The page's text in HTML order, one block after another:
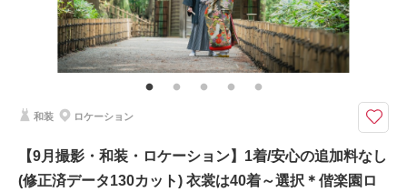
撮影場所：偕楽園＆海（茨城）
相談予約する
来店・オンライン
その他含むもの
ウェルカムボードやアルバムなどの商品は最安値4,000円～最高値35,000円
までのオプション商品ご準備あり。詳しくはオプションページよりご覧くだ
さいませ。どんなことでもお気軽にお問い合わせくださいませ♪ご利用いた
せていただき最良のプランニングを♪気軽に問合せくださいませ
＊フォト＆ムービー新プラン＊
和装 ロケーション
【9月撮影・和装・ロケーション】1着/安心の追加料なし
(修正済データ130カット) 衣裳は40着～選択＊偕楽園ロ